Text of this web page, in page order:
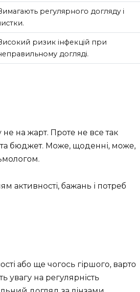
регулярного догляду і
ризик інфекцій при
догляді.
на жарт. Проте не все так
та бюджет. Може, щоденні, може,
активності, бажань і потреб
або ще чогось гіршого, варто
увагу на регулярність